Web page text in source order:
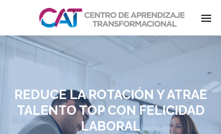
Enter tracking ID
REDUCE LA ROTACIÓN Y ATRAE
TALENTO TOP CON FELICIDAD
LABORAL